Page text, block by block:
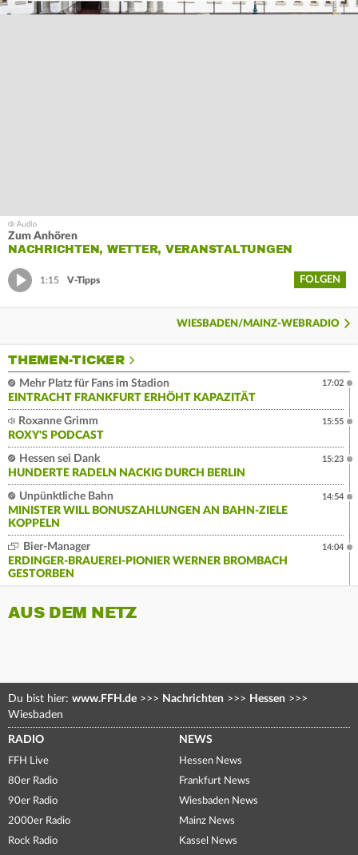
Zum Anhören
NACHRICHTEN, WETTER, VERANSTALTUNGEN
1:15 V-Tipps FOLGEN
WIESBADEN/MAINZ-WEBRADIO
THEMEN-TICKER
Mehr Platz für Fans im Stadion
EINTRACHT FRANKFURT ERHÖHT KAPAZITÄT
17:02
Roxanne Grimm
ROXY'S PODCAST
15:55
Hessen sei Dank
HUNDERTE RADELN NACKIG DURCH BERLIN
15:23
Unpünktliche Bahn
MINISTER WILL BONUSZAHLUNGEN AN BAHN-ZIELE
KOPPELN
14:54
Bier-Manager
ERDINGER-BRAUEREI-PIONIER WERNER BROMBACH
GESTORBEN
14:04
AUS DEM NETZ
Du bist hier: www.FFH.de >>> Nachrichten >>> Hessen >>>
Wiesbaden
RADIO
FFH Live
80er Radio
90er Radio
2000er Radio
Rock Radio
NEWS
Hessen News
Frankfurt News
Wiesbaden News
Mainz News
Kassel News